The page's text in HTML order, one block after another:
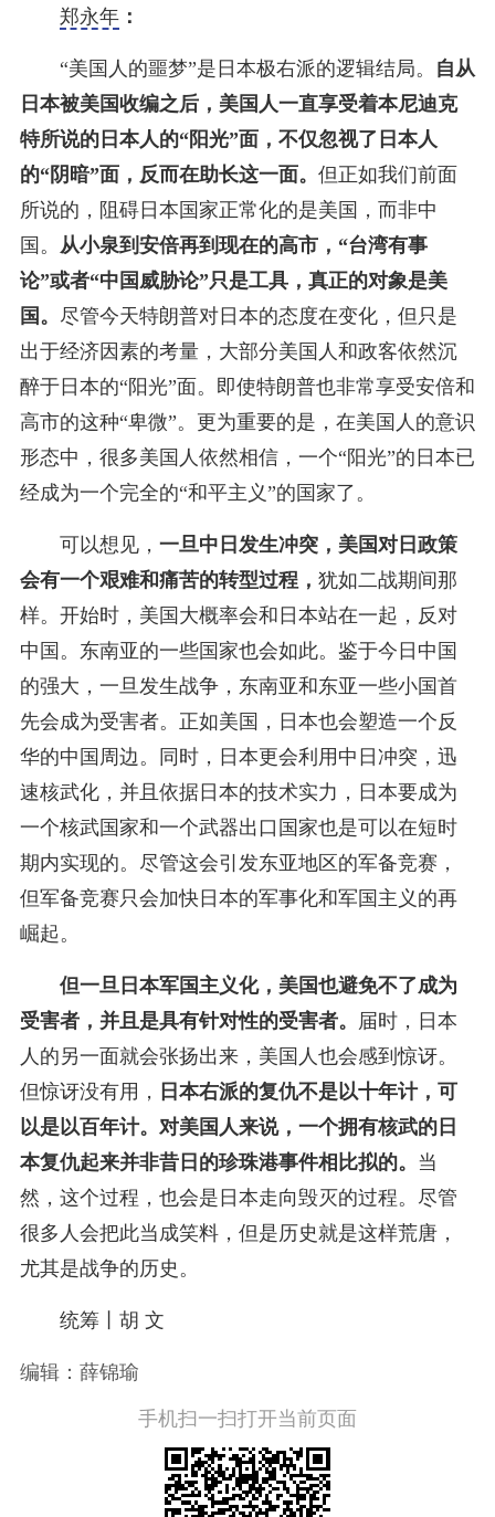
郑永年：
“美国人的噩梦”是日本极右派的逻辑结局。
自从
日本被美国收编之后，美国人一直享受着本尼迪克
特所说的日本人的“阳光”面，不仅忽视了日本人
的“阴暗”面，反而在助长这一面。 但正如我们前面
所说的，阻碍日本国家正常化的是美国，而非中
国。 从小泉到安倍再到现在的高市，“台湾有事
论”或者“中国威胁论”只是工具，真正的对象是美
国。 尽管今天特朗普对日本的态度在变化，但只是
出于经济因素的考量，大部分美国人和政客依然沉
醉于日本的“阳光”面。即使特朗普也非常享受安倍和
高市的这种“卑微”。更为重要的是，在美国人的意识
形态中，很多美国人依然相信，一个“阳光”的日本已
经成为一个完全的“和平主义”的国家了。
可以想见， 一旦中日发生冲突，美国对日政策
会有一个艰难和痛苦的转型过程， 犹如二战期间那
样。开始时，美国大概率会和日本站在一起，反对
中国。东南亚的一些国家也会如此。鉴于今日中国
的强大，一旦发生战争，东南亚和东亚一些小国首
先会成为受害者。正如美国，日本也会塑造一个反
华的中国周边。同时，日本更会利用中日冲突，迅
速核武化，并且依据日本的技术实力，日本要成为
一个核武国家和一个武器出口国家也是可以在短时
期内实现的。尽管这会引发东亚地区的军备竞赛，
但军备竞赛只会加快日本的军事化和军国主义的再
崛起。
但一旦日本军国主义化，美国也避免不了成为
受害者，并且是具有针对性的受害者。
届时，日本
人的另一面就会张扬出来，美国人也会感到惊讶。
但惊讶没有用， 日本右派的复仇不是以十年计，可
以是以百年计。对美国人来说，一个拥有核武的日
本复仇起来并非昔日的珍珠港事件相比拟的。 当
然，这个过程，也会是日本走向毁灭的过程。尽管
很多人会把此当成笑料，但是历史就是这样荒唐，
尤其是战争的历史。
统筹丨胡 文
编辑：薛锦瑜
手机扫一扫打开当前页面